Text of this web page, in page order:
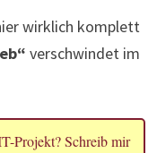
wirklich komplett
verschwindet im
Projekt? Schreib mir